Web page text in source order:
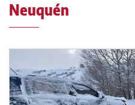
Neuquén